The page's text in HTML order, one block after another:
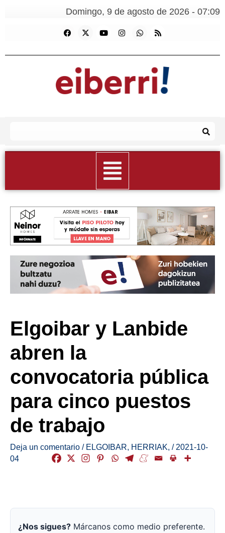
Domingo, 9 de agosto de 2026 - 07:09
Elgoibar y Lanbide
abren la
convocatoria pública
para cinco puestos
de trabajo
Deja un comentario / ELGOIBAR, HERRIAK, / 2021-10-
04
¿Nos sigues? Márcanos como medio preferente.